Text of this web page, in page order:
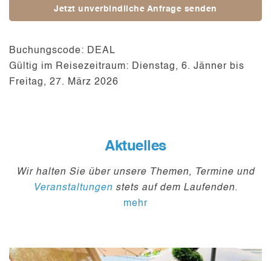
Jetzt unverbindliche Anfrage senden
Buchungscode: DEAL
Gültig im Reisezeitraum: Dienstag, 6. Jänner bis
Freitag, 27. März 2026
Aktuelles
Wir halten Sie über unsere Themen, Termine und
Veranstaltungen stets auf dem Laufenden.
mehr